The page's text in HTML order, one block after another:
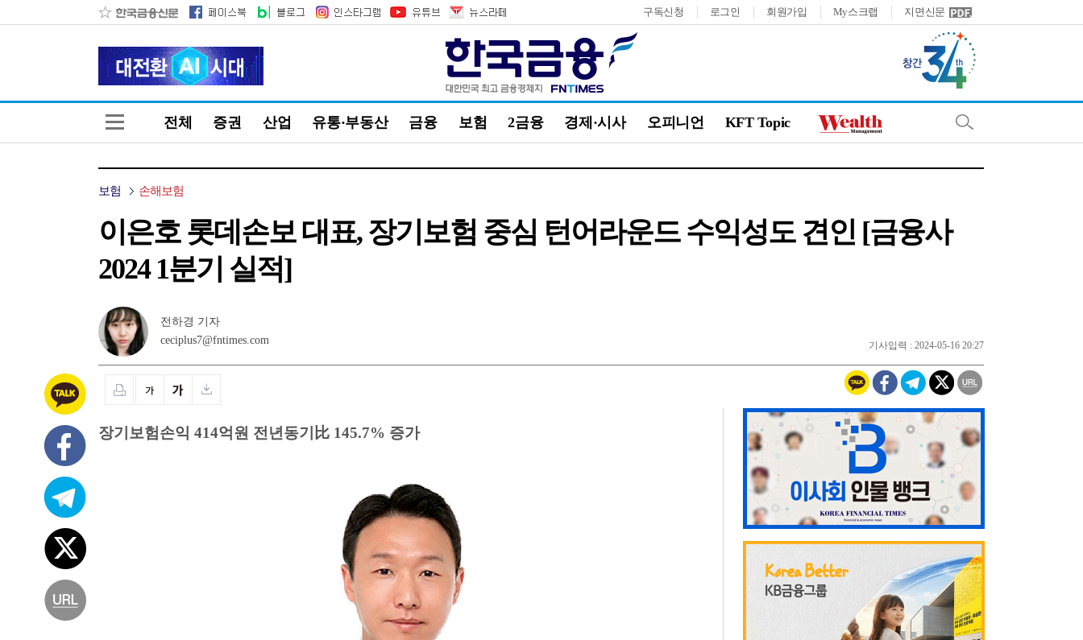
구독신청 로그인 회원가입 My스크랩 지면신문
전체 증권 산업 유통·부동산 금융 보험 2금융 경제·시사 오피니언 KFT Topic
보험 손해보험
이은호 롯데손보 대표, 장기보험 중심 턴어라운드 수익성도 견인 [금융사
2024 1분기 실적]
전하경 기자
ceciplus7@fntimes.com
기사입력 : 2024-05-16 20:27
장기보험손익 414억원 전년동기比 145.7% 증가